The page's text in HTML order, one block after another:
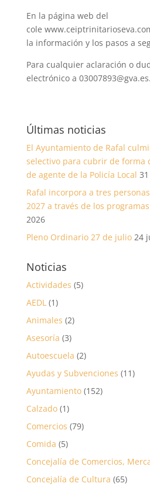
En la página web del
cole
la información y los pasos a
Para cualquier aclaración o
electrónico a 03007893@gva.es.
Últimas noticias
El Ayuntamiento de Rafal
selectivo para cubrir de forma
de agente de la Policía Local
Rafal incorpora a tres
2027 a través de los
2026
Pleno Ordinario 27 de julio 24
Noticias
Actividades (5)
AEDL(1)
Animales (2)
Asesoría (3)
Autoescuela (2)
Ayudas y Subvenciones (11)
Ayuntamiento(152)
Calzado(1)
Comercios (79)
Comida (5)
Concejalía de Comercios,
Concejalía de Cultura (65)